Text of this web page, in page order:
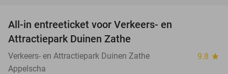
All-in entreeticket voor Verkeers- en
Attractiepark Duinen Zathe
Verkeers- en Attractiepark Duinen Zathe 9.8 star
Appelscha